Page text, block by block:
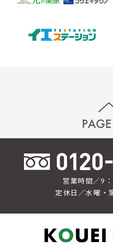
営業時間／9
定休日／水曜・